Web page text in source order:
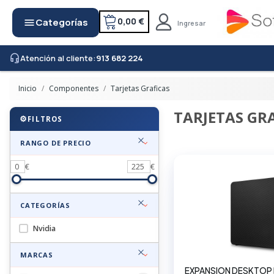
menuCategorías 0,00 € Ingresar
headset_micAtención al cliente:913 682 224
Inicio Componentes Tarjetas Graficas
FILTROS
RANGO DE PRECIO
0 € 225 €
CATEGORÍAS
Nvidia
MARCAS
TARJETAS
EXPANSION